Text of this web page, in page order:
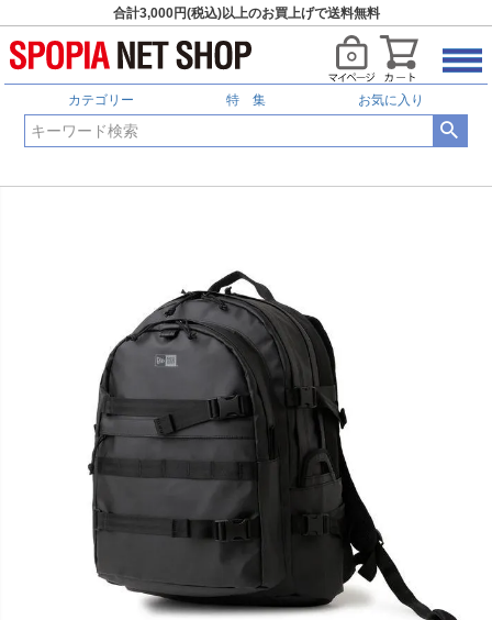
合計3,000円(税込)以上のお買上げで送料無料
カテゴリー 特 集 お気に入り